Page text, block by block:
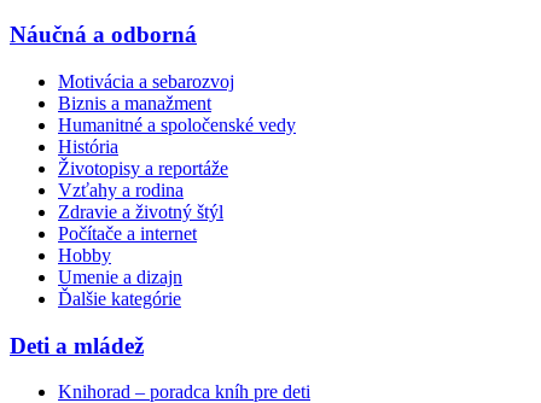
Náučná a odborná
Motivácia a sebarozvoj
Biznis a manažment
Humanitné a spoločenské vedy
História
Životopisy a reportáže
Vzťahy a rodina
Zdravie a životný štýl
Počítače a internet
Hobby
Umenie a dizajn
Ďalšie kategórie
Deti a mládež
Knihorad – poradca kníh pre deti